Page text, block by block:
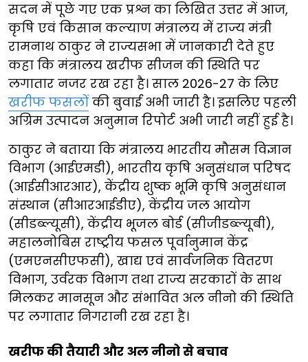
सदन में पूछे गए एक प्रश्न का लिखित उत्तर में आज,
कृषि एवं किसान कल्याण मंत्रालय में राज्य मंत्री
रामनाथ ठाकुर ने राज्यसभा में जानकारी देते हुए
कहा कि मंत्रालय खरीफ सीजन की स्थिति पर
लगातार नजर रख रहा है। साल 2026-27 के लिए
खरीफ फसलों की बुवाई अभी जारी है। इसलिए पहली
अग्रिम उत्पादन अनुमान रिपोर्ट अभी जारी नहीं हुई है।
ठाकुर ने बताया कि मंत्रालय भारतीय मौसम विज्ञान
विभाग (आईएमडी), भारतीय कृषि अनुसंधान परिषद
(आईसीआरआर), केंद्रीय शुष्क भूमि कृषि अनुसंधान
संस्थान (सीआरआईडीए), केंद्रीय जल आयोग
(सीडब्ल्यूसी), केंद्रीय भूजल बोर्ड (सीजीडब्ल्यूबी),
महालनोबिस राष्ट्रीय फसल पूर्वानुमान केंद्र
(एमएनसीएफसी), खाद्य एवं सार्वजनिक वितरण
विभाग, उर्वरक विभाग तथा राज्य सरकारों के साथ
मिलकर मानसून और संभावित अल नीनो की स्थिति
पर लगातार निगरानी रख रहा है।
खरीफ की तैयारी और अल नीनो से बचाव